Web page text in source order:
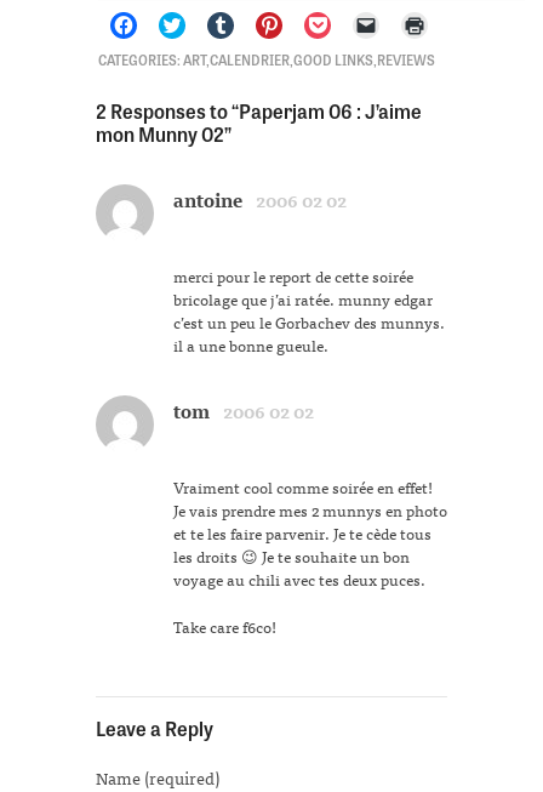
Click
to
Facebook
(Opens
in
Click
to
Twitter
(Opens
in
Click
to
Tumblr
(Opens
in
Click
to
Pinterest
(Opens
Click
to
Pocket
Click
to
link
Click
to
in
CATEGORIES:ART,CALENDRIERGOOD LINKS REVIEWS
2 Responses to “Paperjam 06 : J’aime
mon Munny 02”
antoine 2006 02 02
merci pour le report de cette soirée
bricolage que j’ai ratée. munny edgar
c’est un peu le Gorbachev des munnys.
il a une bonne gueule.
tom 2006 02 02
Vraiment cool comme soirée en effet!
Je vais prendre mes 2 munnys en photo
et te les faire parvenir. Je te cède tous
les droits 😉 Je te souhaite un bon
voyage au chili avec tes deux puces.
Take care f6co!
Leave a Reply
Name (required)